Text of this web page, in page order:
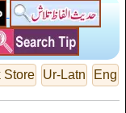
Eng
Ur-Latn
Store